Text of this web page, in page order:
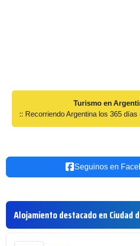
Turismo en
:: Recorriendo Argentina los 365 días
Seguinos en
Alojamiento destacado en Ciudad